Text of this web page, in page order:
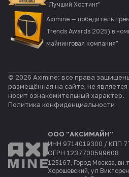
"Лучший Хостинг"
Aximine — победитель
Trends Awards 2025) в
майнинговая компания”
© 2026 Aximine: все права
размещённая на сайте, не
носит ознакомительный характер.
Политика конфиденциальности
ООО "АКСИМАЙН"
ИНН 9714019300 / КПП
ОГРН 1237700599608
125167, Город Москва,
Хорошевский, ул